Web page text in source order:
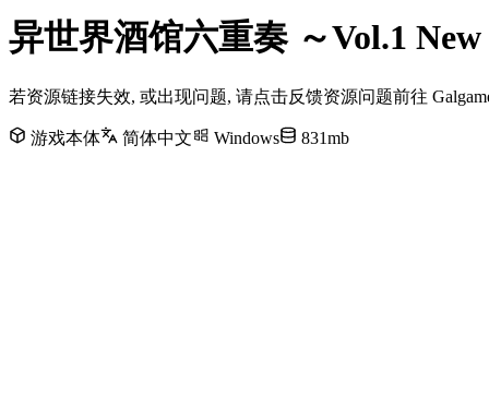
异世界酒馆六重奏 ～Vol.1
若资源链接失效, 或出现问题, 请点击反馈资源问题前往
游戏本体 简体中文 Windows 831mb